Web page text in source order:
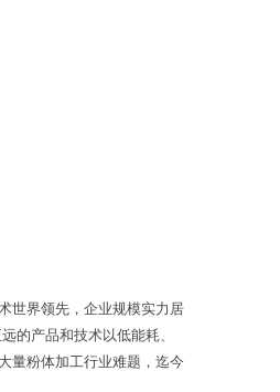
世界领先，企业规模实力居
的产品和技术以低能耗、
量粉体加工行业难题，迄今